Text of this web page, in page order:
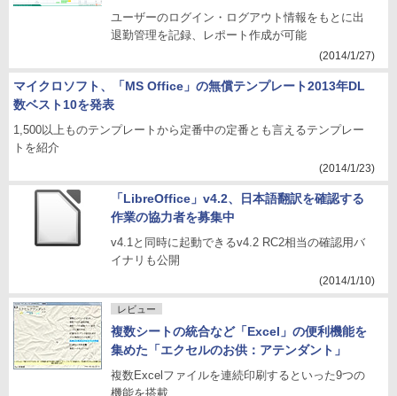
ユーザーのログイン・ログアウト情報をもとに出
退勤管理を記録、レポート作成が可能
(2014/1/27)
マイクロソフト、「MS Office」の無償テンプレート2013年DL
数ベスト10を発表
1,500以上ものテンプレートから定番中の定番とも言えるテンプレー
トを紹介
(2014/1/23)
「LibreOffice」v4.2、日本語翻訳を確認する
作業の協力者を募集中
v4.1と同時に起動できるv4.2 RC2相当の確認用バ
イナリも公開
(2014/1/10)
レビュー
複数シートの統合など「Excel」の便利機能を
集めた「エクセルのお供：アテンダント」
複数Excelファイルを連続印刷するといった9つの
機能を搭載